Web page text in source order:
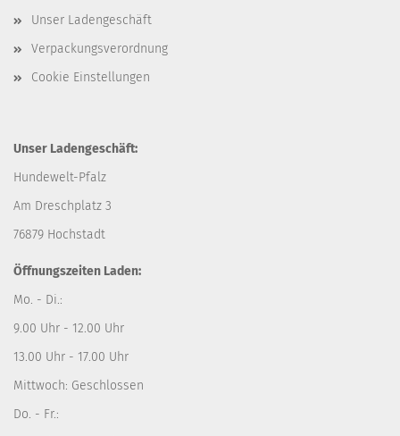
Unser Ladengeschäft
Verpackungsverordnung
Cookie Einstellungen
Unser Ladengeschäft:
Hundewelt-Pfalz
Am Dreschplatz 3
76879 Hochstadt
Öffnungszeiten Laden:
Mo. - Di.:
9.00 Uhr - 12.00 Uhr
13.00 Uhr - 17.00 Uhr
Mittwoch: Geschlossen
Do. - Fr.: